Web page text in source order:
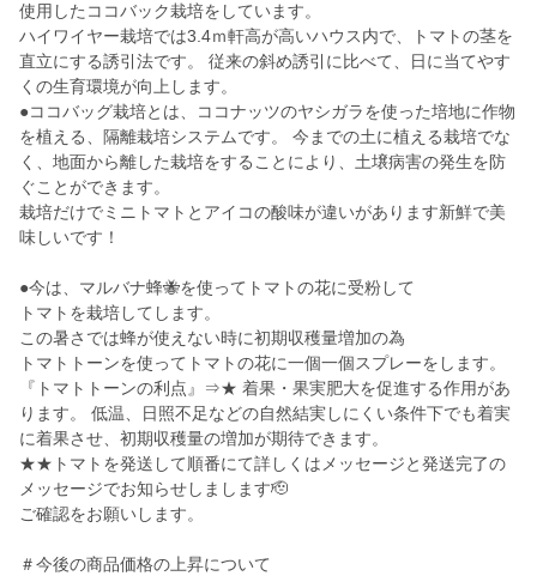
使用したココバック栽培をしています。
ハイワイヤー栽培では3.4ｍ軒高が高いハウス内で、トマトの茎を
直立にする誘引法です。 従来の斜め誘引に比べて、日に当てやす
くの生育環境が向上します。
●ココバッグ栽培とは、ココナッツのヤシガラを使った培地に作物
を植える、隔離栽培システムです。 今までの土に植える栽培でな
く、地面から離した栽培をすることにより、土壌病害の発生を防
ぐことができます。
栽培だけでミニトマトとアイコの酸味が違いがあります新鮮で美
味しいです！
●今は、マルバナ蜂🐝を使ってトマトの花に受粉して
トマトを栽培してします。
この暑さでは蜂が使えない時に初期収穫量増加の為
トマトトーンを使ってトマトの花に一個一個スプレーをします。
『トマトトーンの利点』⇒★ 着果・果実肥大を促進する作用があ
ります。 低温、日照不足などの自然結実しにくい条件下でも着実
に着果させ、初期収穫量の増加が期待できます。
★★トマトを発送して順番にて詳しくはメッセージと発送完了の
メッセージでお知らせしまします🫡
ご確認をお願いします。
＃今後の商品価格の上昇について